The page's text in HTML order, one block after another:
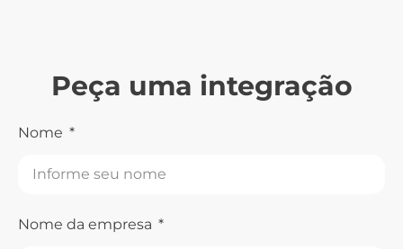
Peça uma integração
Nome
Nome da empresa